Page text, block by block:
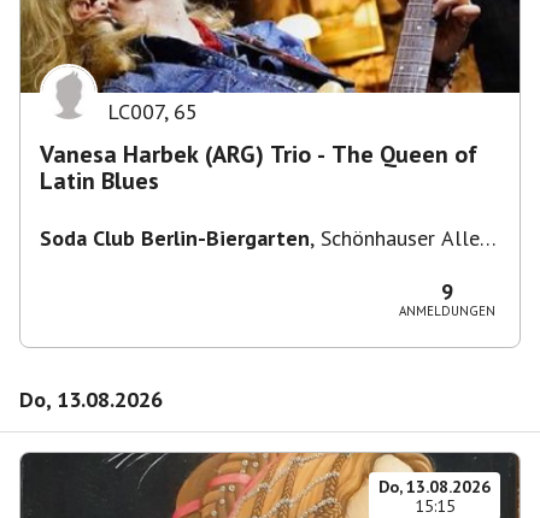
LC007, 65
Vanesa Harbek (ARG) Trio - The Queen of
Latin Blues
Soda Club Berlin-Biergarten, Schönhauser Allee
9
ANMELDUNGEN
Do, 13.08.2026
Do, 13.08.2026
15:15